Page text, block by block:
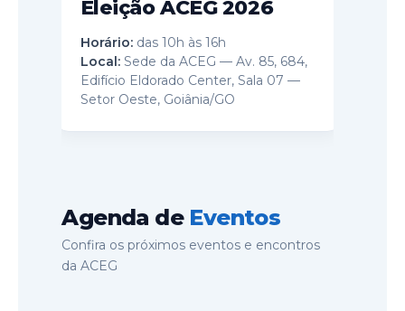
Eleição ACEG 2026
Horário:das 10h às 16h
Local:Sede da ACEG — Av. 85, 684,
Edifício Eldorado Center, Sala 07 —
Setor Oeste, Goiânia/GO
Agenda de Eventos
Confira os próximos eventos e encontros
da ACEG